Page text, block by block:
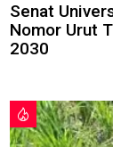
Senat
Nomor Urut
2030